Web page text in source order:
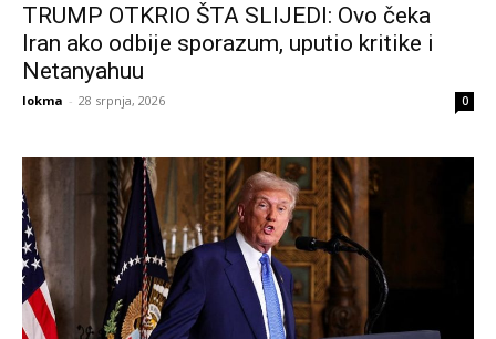
TRUMP OTKRIO ŠTA SLIJEDI: Ovo čeka
Iran ako odbije sporazum, uputio kritike i
Netanyahuu
lokma - 28 srpnja, 2026 0